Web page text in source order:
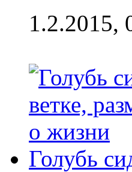
1.2.2015,
Голубь